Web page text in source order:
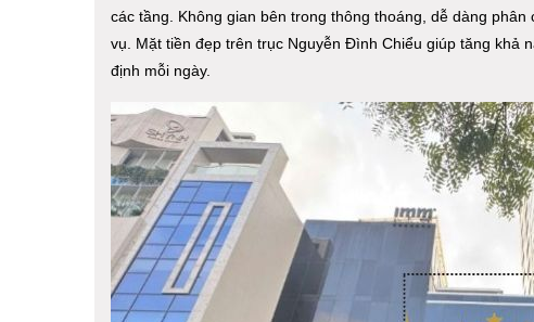
các tầng. Không gian bên trong thông thoáng, dễ dàng
vụ. Mặt tiền đẹp trên trục Nguyễn Đình Chiểu giúp tăng khả
định mỗi ngày.